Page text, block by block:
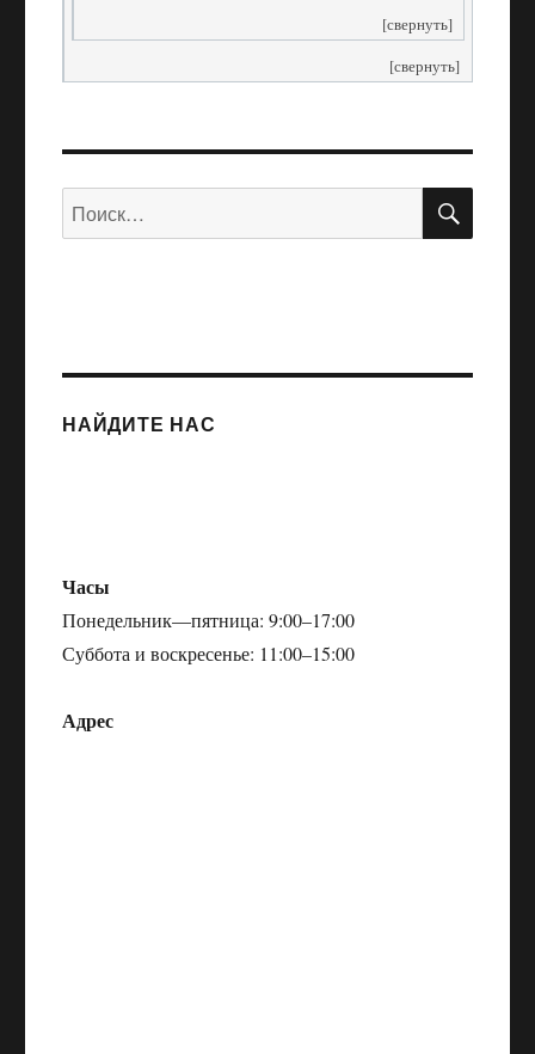
[свернуть]
[свернуть]
Искать:
НАЙДИТЕ НАС
Часы
Понедельник—пятница: 9:00–17:00
Суббота и воскресенье: 11:00–15:00
Адрес